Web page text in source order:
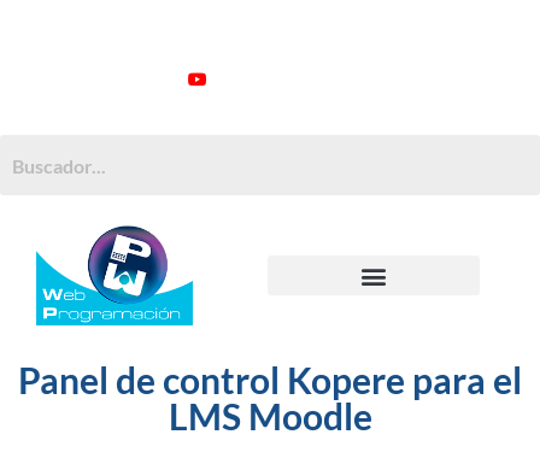
Panel de control Kopere para el
LMS Moodle